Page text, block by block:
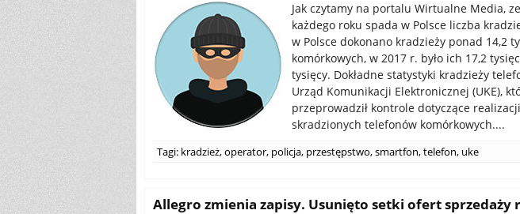
Jak czytamy na portalu Wirtualne Media,
każdego roku spada w Polsce liczba
w Polsce dokonano kradzieży ponad 14,2
komórkowych, w 2017 r. było ich 17,2
tysięcy. Dokładne statystyki kradzieży
Urząd Komunikacji Elektronicznej (UKE),
przeprowadził kontrole dotyczące
skradzionych telefonów komórkowych....
Tagi: kradzież,operator, policja, przestępstwo,smartfon,telefon, uke
Allegro zmienia zapisy. Usunięto setki ofert sprzedaży